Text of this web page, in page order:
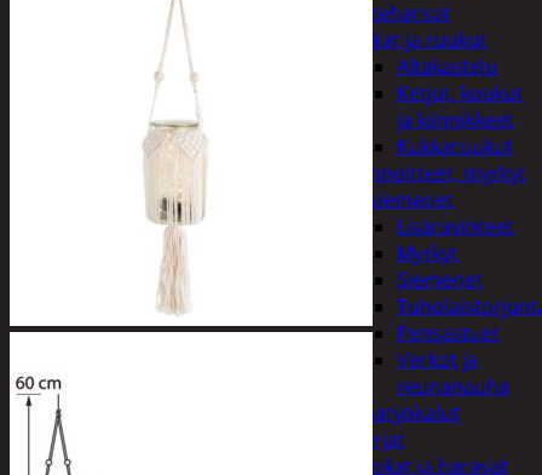
Kateharsot
Kukat ja ruukut
Altakastelu
Ketjut, koukut
ja kiinnikkeet
Kukkaruukut
Lannoitteet, myrkyt
ja siemenet
Lisäravinteet
Myrkyt
Siemenet
Pensastuet
Verkot ja
reunanauha
Puutarhatyökalut
Harjat
Kuokat ja haravat